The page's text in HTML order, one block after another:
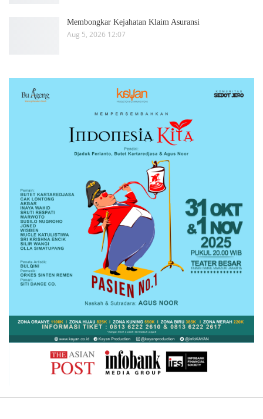
Membongkar Kejahatan Klaim Asuransi
Aug 5, 2026 12:07